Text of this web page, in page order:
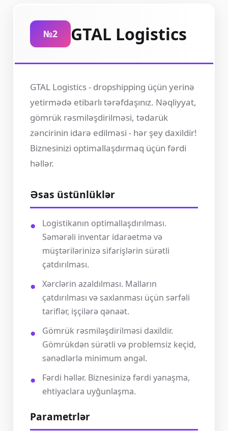
№2 GTAL Logistics
GTAL Logistics - dropshipping üçün yerinə
yetirmədə etibarlı tərəfdaşınız. Nəqliyyat,
gömrük rəsmiləşdirilməsi, tədarük
zəncirinin idarə edilməsi - hər şey daxildir!
Biznesinizi optimallaşdırmaq üçün fərdi
həllər.
Əsas üstünlüklər
Logistikanın optimallaşdırılması.
Səmərəli inventar idarəetmə və
müştərilərinizə sifarişlərin sürətli
çatdırılması.
Xərclərin azaldılması. Malların
çatdırılması və saxlanması üçün sərfəli
tariflər, işçilərə qənaət.
Gömrük rəsmiləşdirilməsi daxildir.
Gömrükdən sürətli və problemsiz keçid,
sənədlərlə minimum əngəl.
Fərdi həllər. Biznesinizə fərdi yanaşma,
ehtiyaclara uyğunlaşma.
Parametrlər